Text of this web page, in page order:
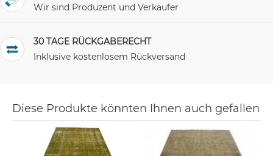
Wir sind Produzent und Verkäufer
30 TAGE RÜCKGABERECHT
Inklusive kostenlosem Rückversand
Diese Produkte könnten Ihnen auch gefallen